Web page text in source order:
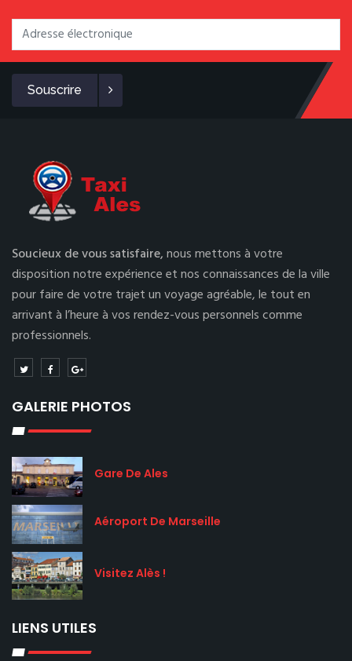
Souscrire
Soucieux de vous satisfaire,nous mettons à votre
disposition notre expérience et nos connaissances de la ville
pour faire de votre trajet un voyage agréable, le tout en
arrivant à l’heure à vos rendez-vous personnels comme
professionnels.
GALERIE PHOTOS
Gare De Ales
Aéroport De Marseille
Visitez Alès !
LIENS UTILES